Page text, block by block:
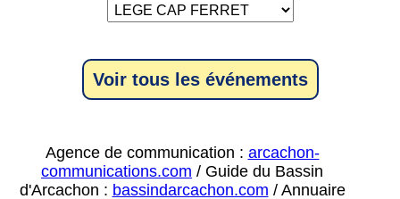
Voir tous les événements
Agence de communication : arcachon-
communications.com / Guide du Bassin
d'Arcachon : bassindarcachon.com / Annuaire